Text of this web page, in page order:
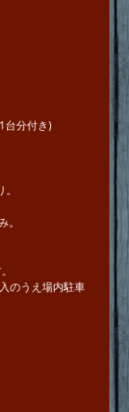
台分付き)
のうえ場内駐⾞